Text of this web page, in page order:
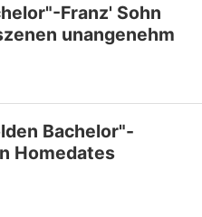
Franz' Sohn
unangenehm
Bachelor"-
Homedates